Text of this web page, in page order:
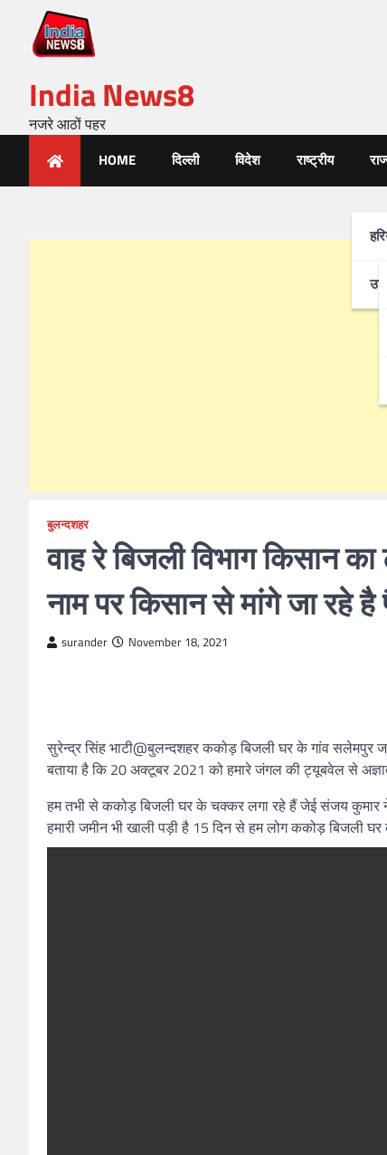
India News8
नजरे आठों पहर
HOME दिल्ली विदेश राष्ट्रीय
बुलन्दशहर
वाह रे बिजली विभाग किसान
नाम पर किसान से मांगे जा रहे
surander November 18, 2021
सुरेन्द्र सिंह भाटी@बुलन्दशहर ककोड़ बिजली घर के गांव सलेमपुर
बताया है कि 20 अक्टूबर 2021 को हमारे जंगल की ट्यूबवेल से अज्ञात
हम तभी से ककोड़ बिजली घर के चक्कर लगा रहे हैं जेई संजय कुमार ने
हमारी जमीन भी खाली पड़ी है 15 दिन से हम लोग ककोड़ बिजली